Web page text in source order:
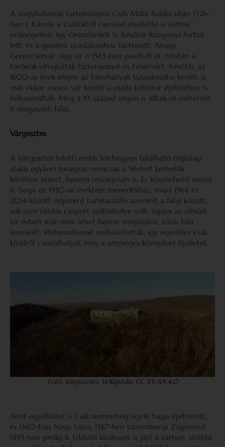
A nagyhatalmú tartományúr Csák Máté halála után 1326-
ban I. Károly a Csákoktól cserével elvetette a vértesi
erősségeiket, így Oroszlánkőt is. Később Rozgonyi-birtok
lett, és a gesztesi uradalomhoz tartozott. Ahogy
Gerencsérvár, úgy ez is 1543-ban pusztult el, miután a
törökök elfoglalták Esztergomot és Fehérvárt. Később, az
1600-as évek elején az Esterházyak tulajdonába került, a
már ekkor romos vár köveit a majki kolostor építéséhez is
felhasználták. Még a 19. század végén is álltak öt méternél
is magasabb falai.
Várgesztes
A Várgesztes feletti erdős Várhegyen található téglalap
alakú egykori lovagvár nemcsak a Vértest kedvelők
körében ismert, hanem országosan is. Ez köszönhető annak
is, hogy az 1930-as években menedékház, majd 1964 és
2014 között népszerű turistaszálló üzemelt a falai között,
sok ezer iskolás csoport szálláshelye volt. Sajnos az elmúlt
tíz évben már nem lehet benne megszállni, több fala
leomlott, életveszélyessé nyilvánították, így egyelőre csak
kívülről csodálhatjuk meg a szépséges középkori épületet.
Fotó: Várgesztes, Wikipédia, CC BY-SA 4.0
Amit egyébként a Csák nemzetség egyik tagja építtetett,
és 1360-ban Nagy Lajos, 1387-ben Luxemburgi Zsigmond,
1495-ben pedig II. Ulászló királyunk is járt a várban, utóbbi